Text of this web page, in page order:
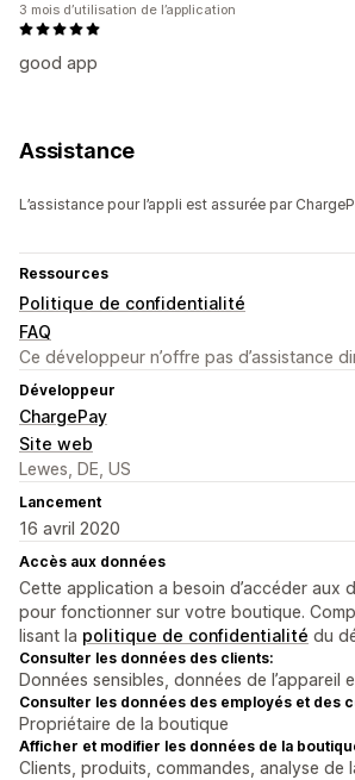
good app
3 mois d’utilisation de l’application
Assistance
L’assistance pour l’appli est assurée par
Ressources
Politique de confidentialité
FAQ
Ce développeur n’offre pas d’assistance
Développeur
ChargePay
Site web
Lewes, DE, US
Lancement
16 avril 2020
Accès aux données
Cette application a besoin d’accéder aux
pour fonctionner sur votre boutique.
lisant la politique de confidentialité du
Consulter les données des clients:
Données sensibles, données de l’appareil
Consulter les données des employés et des
Propriétaire de la boutique
Afficher et modifier les données de la
Clients, produits, commandes, analyse de